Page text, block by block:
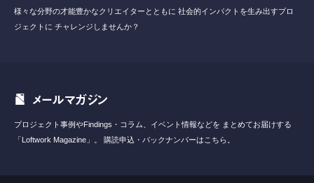
様々な分野の才能豊かなクリエイターとともに 社会的インパクトを生み出すプロ
ジェクトに チャレンジしませんか？
メールマガジン
プロジェクト事例やFindings・コラム、イベント情報などを まとめてお届けする
「Loftwork Magazine」。
購読申込・バックナンバーはこちら。